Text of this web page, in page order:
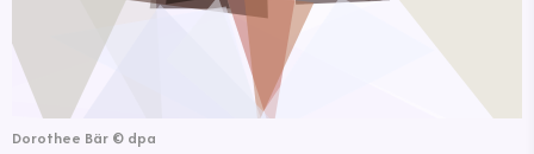
Dorothee Bär © dpa